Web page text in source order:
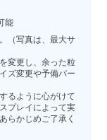
能
（写真は、最大サ
変更し、余った粒
ズ変更や予備パー
るように心がけて
プレイによって実
らかじめご了承く